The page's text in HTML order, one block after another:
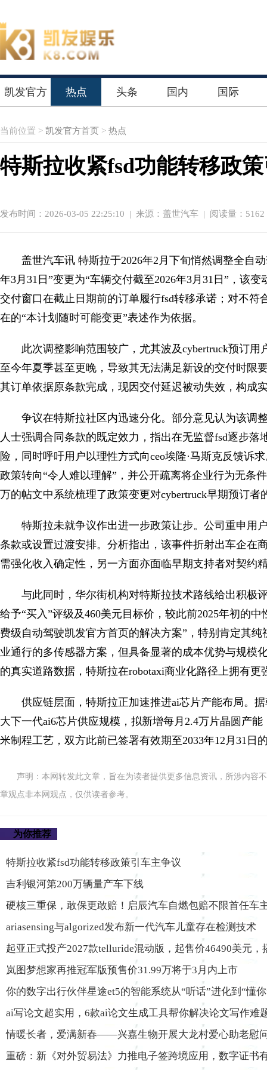
凯发官方 热点 头条 国内 国际
当前位置 > 凯发官方首页 > 热点
特斯拉收紧fsd功能转移政
发布时间：2026-03-05 22:25:10 | 来源：盖世汽车 | 阅读量：
盖世汽车讯 特斯拉于2026年2月下旬悄然调整全自
年3月31日”变更为“车辆交付截至2026年3月31日”，该
交付窗口在截止日期前的订单履行fsd转移承诺；对不
在的“本计划随时可能变更”表述作为依据。
此次调整影响范围较广，尤其波及cybertruck预订
至今年夏季甚至更晚，导致其无法满足新设的交付时限
其订单依据原条款完成，现因交付延迟被动失效，构成
争议在特斯拉社区内迅速分化。部分意见认为该调
人士强调合同条款的既定效力，指出在无监督fsd逐步
险，同时呼吁用户以理性方式向ceo埃隆·马斯克反馈诉
政策转向“令人难以理解”，并公开疏离将企业行为无条
万的帖文中系统梳理了政策变更对cybertruck早期预订者
特斯拉未就争议作出进一步政策让步。公司重申用
条款或设置过渡安排。分析指出，该事件折射出车企在
需强化收入确定性，另一方面亦面临早期支持者对契约
与此同时，华尔街机构对特斯拉技术路线给出积极
给予“买入”评级及460美元目标价，较此前2025年初的
费级自动驾驶凯发官方首页的解决方案”，特别肯定其
业通行的多传感器方案，但具备显著的成本优势与规模
的真实道路数据，特斯拉在robotaxi商业化路径上拥有更
供应链层面，特斯拉正加速推进ai芯片产能布局。
大下一代ai6芯片供应规模，拟新增每月2.4万片晶圆产
米制程工艺，双方此前已签署有效期至2033年12月31日
声明：本网转发此文章，旨在为读者提供更多信息资讯，所涉内容
章观点非本网观点，仅供读者参考。
为你推荐
特斯拉收紧fsd功能转移政策引车主争议
吉利银河第200万辆量产车下线
硬核三重保，敢保更敢赔！启辰汽车自燃包赔不限首任车
ariasensing与algorized发布新一代汽车儿童存在检测技术
起亚正式投产2027款telluride混动版，起售价46490美元，
岚图梦想家再推冠军版预售价31.99万将于3月内上市
你的数字出行伙伴星途et5的智能系统从“听话”进化到“懂
ai写论文超实用，6款ai论文生成工具帮你解决论文写作难
情暖长者，爱满新春——兴嘉生物开展大龙村爱心助老慰
重磅：新《对外贸易法》力推电子签跨境应用，数字证书